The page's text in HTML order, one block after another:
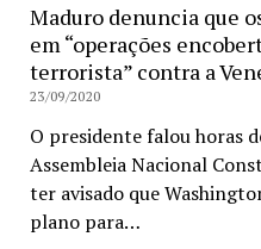
Maduro denuncia que
em “operações
terrorista” contra a
23/09/2020
O presidente falou horas
Assembleia Nacional
ter avisado que
plano para…